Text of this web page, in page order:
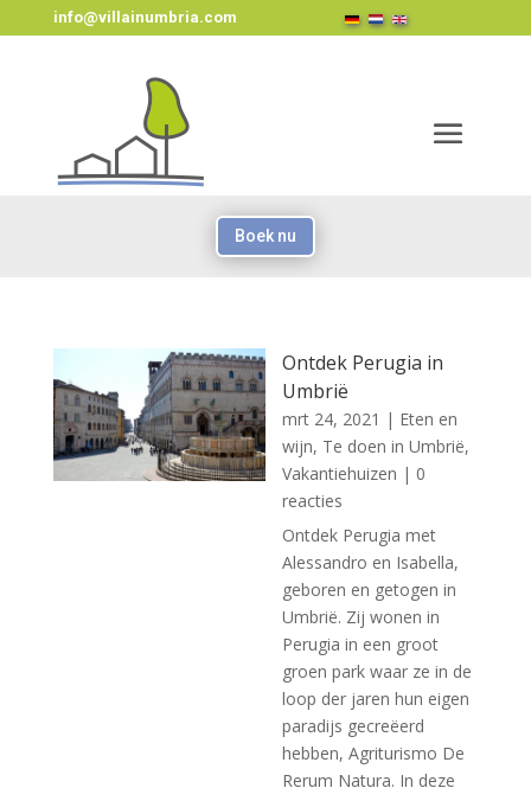
info@villainumbria.com
Boek nu
Ontdek Perugia in
Umbrië
mrt 24, 2021 | Eten en
wijn, Te doen in Umbrië,
Vakantiehuizen | 0
reacties
Ontdek Perugia met
Alessandro en Isabella,
geboren en getogen in
Umbrië. Zij wonen in
Perugia in een groot
groen park waar ze in de
loop der jaren hun eigen
paradijs gecreëerd
hebben, Agriturismo De
Rerum Natura. In deze